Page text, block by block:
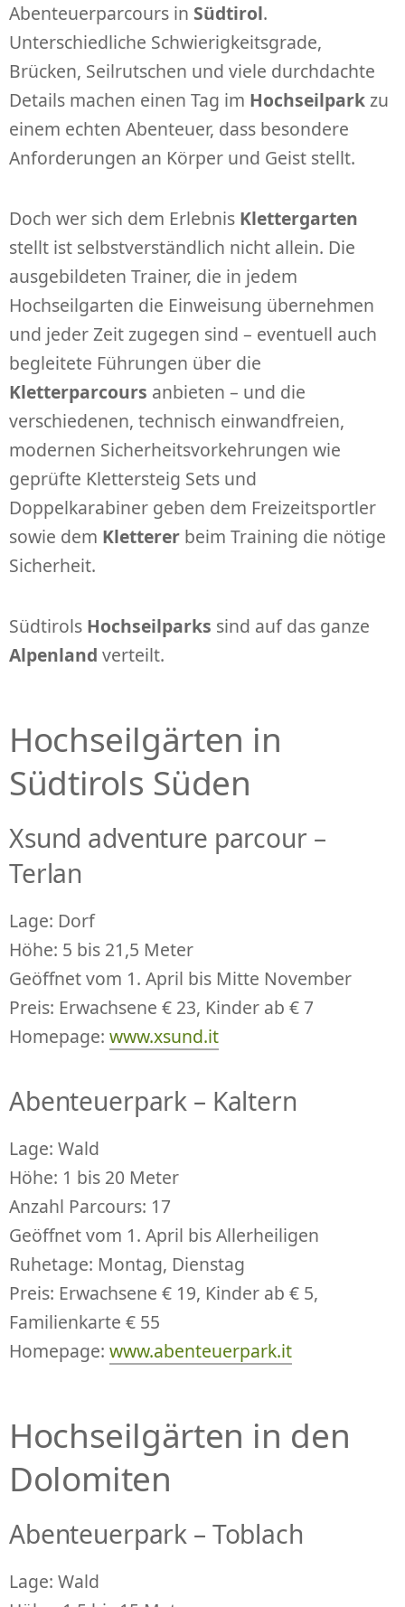
Abenteuerparcours in Südtirol.
Unterschiedliche Schwierigkeitsgrade,
Brücken, Seilrutschen und viele durchdachte
Details machen einen Tag im Hochseilparkzu
einem echten Abenteuer, dass besondere
Anforderungen an Körper und Geist stellt.
Doch wer sich dem Erlebnis Klettergarten
stellt ist selbstverständlich nicht allein. Die
ausgebildeten Trainer, die in jedem
Hochseilgarten die Einweisung übernehmen
und jeder Zeit zugegen sind – eventuell auch
begleitete Führungen über die
Kletterparcours anbieten – und die
verschiedenen, technisch einwandfreien,
modernen Sicherheitsvorkehrungen wie
geprüfte Klettersteig Sets und
Doppelkarabiner geben dem Freizeitsportler
sowie dem Kletterer beim Training die nötige
Sicherheit.
Südtirols Hochseilparks sind auf das ganze
Alpenland verteilt.
Hochseilgärten in
Südtirols Süden
Xsund adventure parcour –
Terlan
Lage: Dorf
Höhe: 5 bis 21,5 Meter
Geöffnet vom 1. April bis Mitte November
Preis: Erwachsene € 23, Kinder ab € 7
Homepage: www.xsund.it
Abenteuerpark – Kaltern
Lage: Wald
Höhe: 1 bis 20 Meter
Anzahl Parcours: 17
Geöffnet vom 1. April bis Allerheiligen
Ruhetage: Montag, Dienstag
Preis: Erwachsene € 19, Kinder ab € 5,
Familienkarte € 55
Homepage: www.abenteuerpark.it
Hochseilgärten in den
Dolomiten
Abenteuerpark – Toblach
Lage: Wald